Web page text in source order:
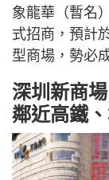
象龍華（暫名
式招商，預計
型商場，勢必
深圳新商
鄰近高鐵